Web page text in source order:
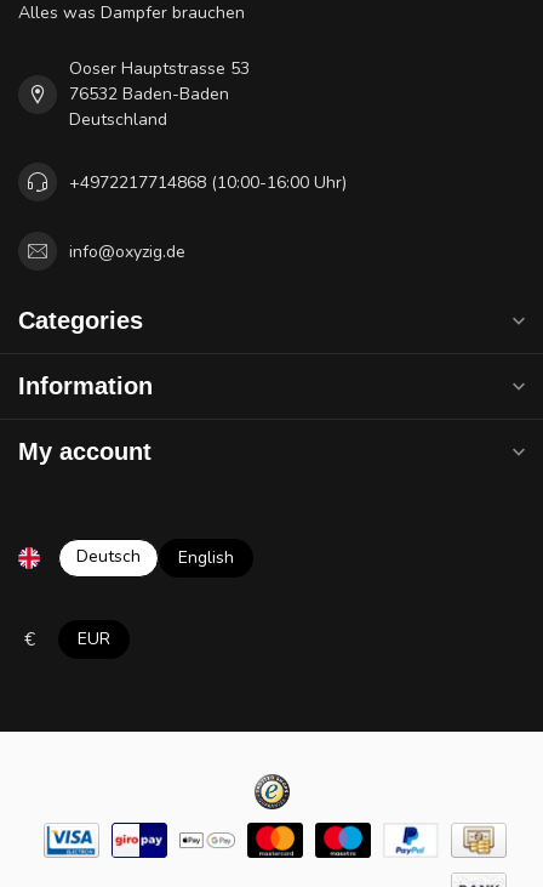
Alles was Dampfer brauchen
Ooser Hauptstrasse 53
76532 Baden-Baden
Deutschland
+4972217714868 (10:00-16:00 Uhr)
info@oxyzig.de
Categories
Information
My account
Deutsch English
€ EUR